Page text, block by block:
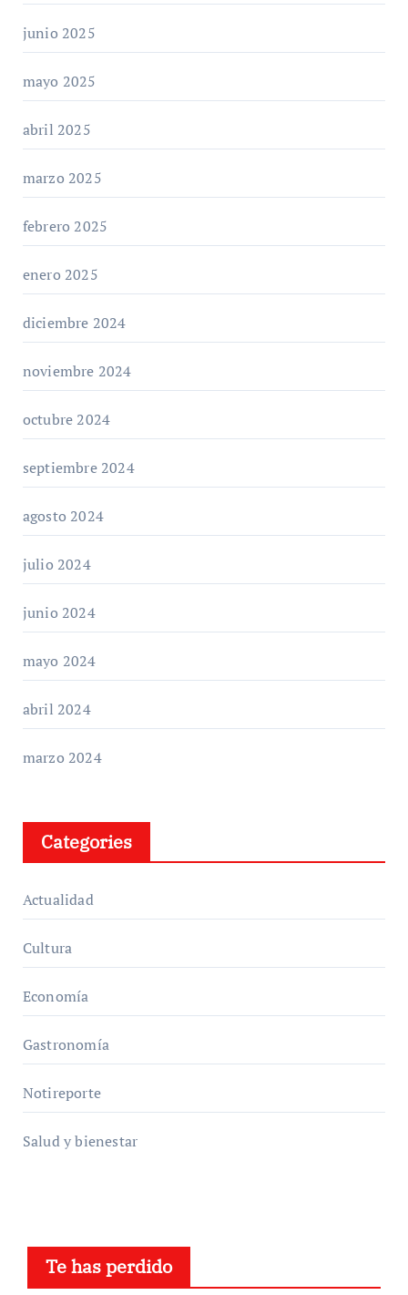
junio 2025
mayo 2025
abril 2025
marzo 2025
febrero 2025
enero 2025
diciembre 2024
noviembre 2024
octubre 2024
septiembre 2024
agosto 2024
julio 2024
junio 2024
mayo 2024
abril 2024
marzo 2024
Categories
Actualidad
Cultura
Economía
Gastronomía
Notireporte
Salud y bienestar
Te has perdido